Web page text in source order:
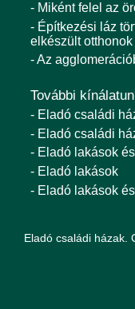
- Miként felel az
- Építkezési láz
elkészült
- Az
További
- Eladó családi
- Eladó családi
- Eladó lakások
- Eladó lakások
- Eladó lakások
Eladó családi házak.